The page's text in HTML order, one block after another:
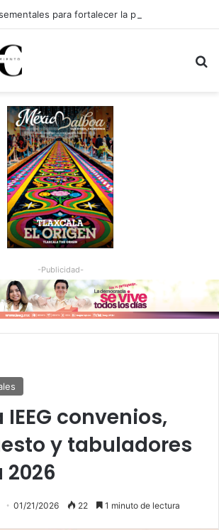
-Publicidad-
convenios,
y tabuladores
01/21/2026 22 1 minuto de lectura